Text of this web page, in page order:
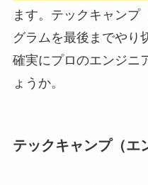
ます。テックキャンプ
グラムを最後までやり
確実にプロのエンジニ
ょうか。
テックキャンプ（エ